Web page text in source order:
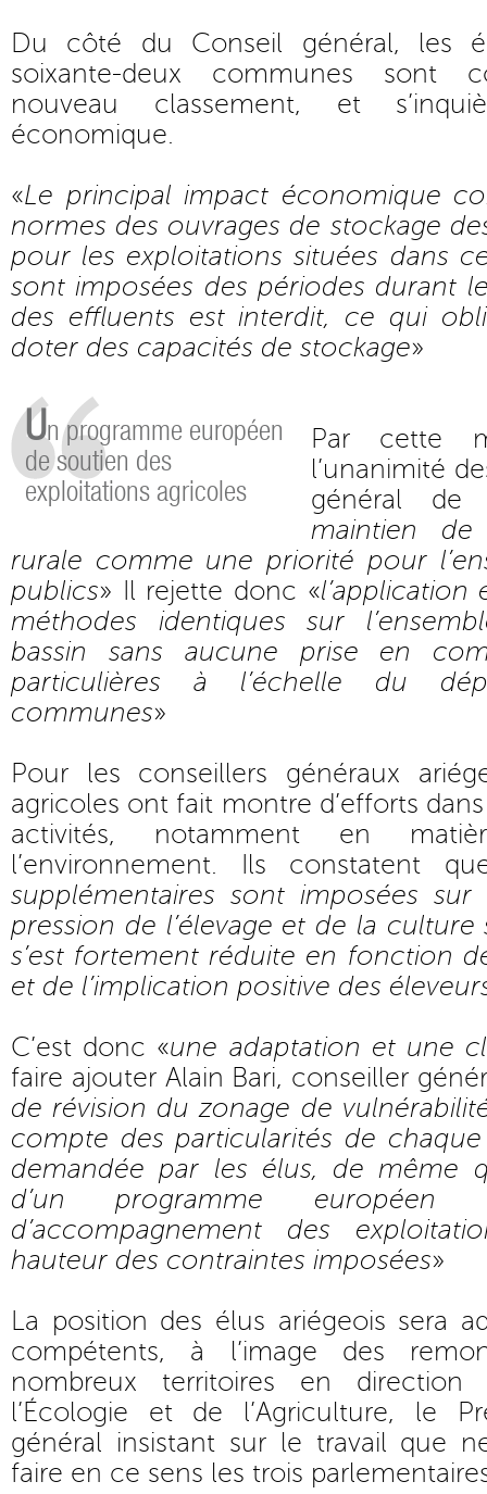
Du côté du Conseil général, les
soixante-deux communes sont
nouveau classement, et
économique.
«Le principal impact économique
normes des ouvrages de stockage
pour les exploitations situées dans
sont imposées des périodes durant
des effluents est interdit, ce qui
doter des capacités de stockage»
Un programme européen
de soutien des
exploitations agricoles
Par cette
l’unanimité
général de
maintien
rurale comme une priorité pour
publics» Il rejette donc «l’application
méthodes identiques sur
bassin sans aucune prise en
particulières à l’échelle du
communes»
Pour les conseillers généraux
agricoles ont fait montre d’efforts
activités, notamment en
l’environnement. Ils constatent
supplémentaires sont imposées
pression de l’élevage et de la culture
s’est fortement réduite en fonction
et de l’implication positive des
C’est donc «une adaptation et une
faire ajouter Alain Bari, conseiller
de révision du zonage de
compte des particularités de
demandée par les élus, de même
d’un programme
d’accompagnement des
hauteur des contraintes imposées»
La position des élus ariégeois sera
compétents, à l’image des
nombreux territoires en direction
l’Écologie et de l’Agriculture, le
général insistant sur le travail que
faire en ce sens les trois